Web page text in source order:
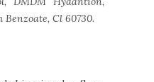
Benzoate, Cl 60730.